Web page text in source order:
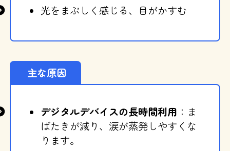
光をまぶしく感じる、目がかすむ
主な原因
デジタルデバイスの長時間利用 ：ま
ばたきが減り、涙が蒸発しやすくな
ります。